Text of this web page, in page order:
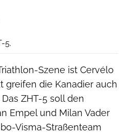
5.
Szene ist Cervélo
greifen die Kanadier auch
ZHT-5 soll den
Empel und Milan Vader
Visma-Straßenteam